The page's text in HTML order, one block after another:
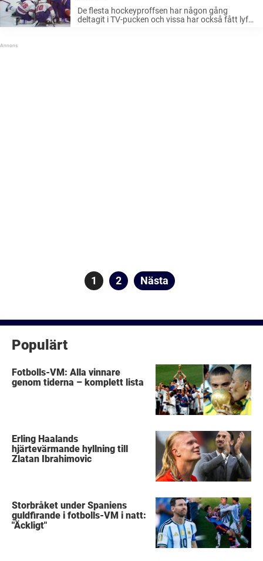
De flesta hockeyproffsen har någon gång
deltagit i TV-pucken och vissa har också fått lyfta
Sidnumrering
Sida
1 Sida
2 Nästa
Populärt
Fotbolls-VM: Alla vinnare
genom tiderna – komplett lista
Erling Haalands
hjärtevärmande hyllning till
Zlatan Ibrahimovic
Storbråket under Spaniens
guldfirande i fotbolls-VM i natt:
"Äckligt"